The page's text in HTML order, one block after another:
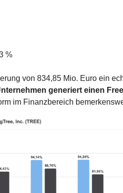
%
von 834,85 Mio. Euro ein
generiert einen
im Finanzbereich